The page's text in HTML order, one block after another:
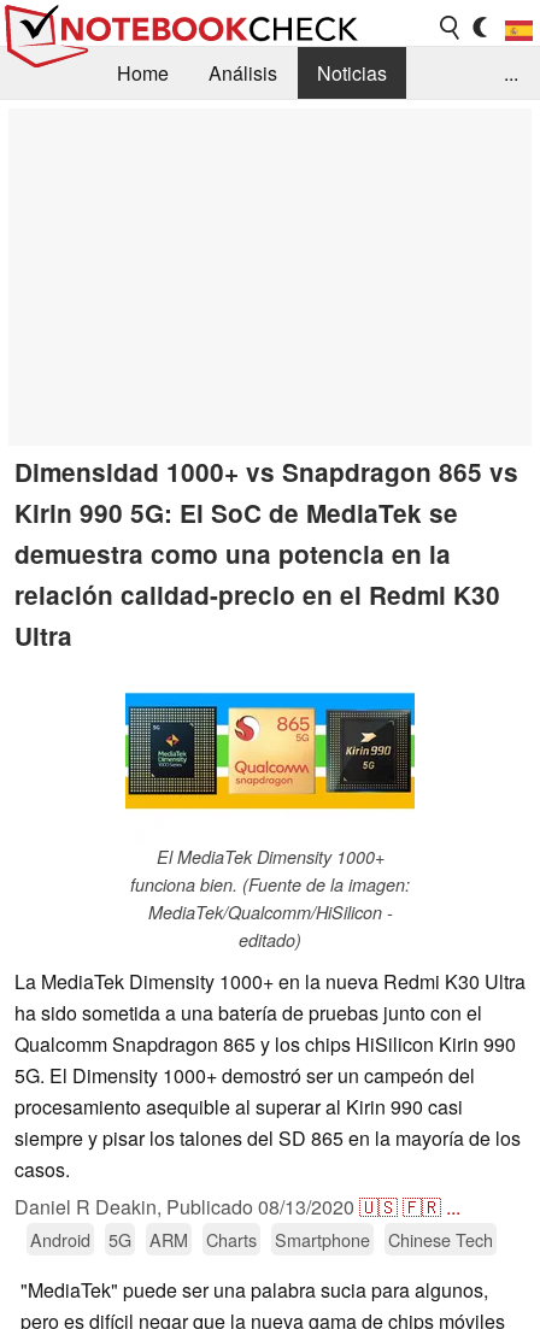
Home Análisis
Noticias
...
Dimensidad 1000+ vs Snapdragon 865 vs
Kirin 990 5G: El SoC de MediaTek se
demuestra como una potencia en la
relación calidad-precio en el Redmi K30
Ultra
El MediaTek Dimensity 1000+
funciona bien. (Fuente de la imagen:
MediaTek/Qualcomm/HiSilicon -
editado)
La MediaTek Dimensity 1000+ en la nueva Redmi K30 Ultra
ha sido sometida a una batería de pruebas junto con el
Qualcomm Snapdragon 865 y los chips HiSilicon Kirin 990
5G. El Dimensity 1000+ demostró ser un campeón del
procesamiento asequible al superar al Kirin 990 casi
siempre y pisar los talones del SD 865 en la mayoría de los
casos.
Daniel R Deakin, Publicado 08/13/2020 🇺🇸🇫🇷 ...
Android 5G ARM Charts Smartphone Chinese Tech
"MediaTek" puede ser una palabra sucia para algunos,
pero es difícil negar que la nueva gama de chips móviles